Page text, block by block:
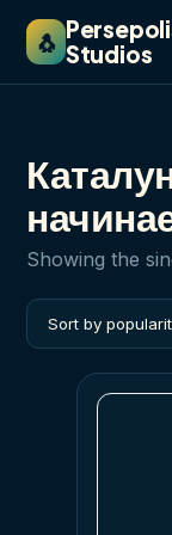
🐧 Studios
Showing the